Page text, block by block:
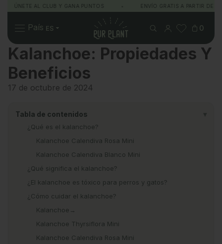
ÚNETE AL CLUB Y GANA PUNTOS ENVÍO GRATIS A PARTIR DE 49€
País
Pur Plant
0
PlantasRegalos Sobre Pur Plant
Kalanchoe: Propiedades Y
Beneficios
17 de octubre de 2024
Tabla de contenidos
¿Qué es el kalanchoe?
Kalanchoe Calendiva Rosa Mini
Kalanchoe Calendiva Blanco Mini
¿Qué significa el kalanchoe?
¿El kalanchoe es tóxico para perros y gatos?
¿Cómo cuidar el kalanchoe?
Kalanchoe→
Kalanchoe Thyrsiflora Mini
Kalanchoe Calendiva Rosa Mini